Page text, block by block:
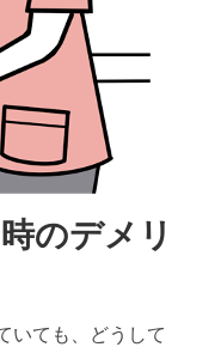
のデメリ
いても、どうして